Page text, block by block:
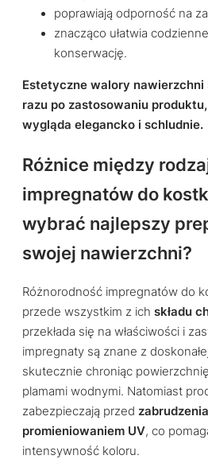
poprawiają odporność na
znacząco ułatwia
konserwację.
Estetyczne walory
razu po zastosowaniu
wygląda elegancko i schludnie.
Różnice między
impregnatów do
wybrać najlepszy
swojej nawierzchni?
Różnorodność impregnatów do
przede wszystkim z ich składu
przekłada się na właściwości i
impregnaty są znane z
skutecznie chroniąc
plamami wodnymi. Natomiast
zabezpieczają przed
promieniowaniem UV, co
intensywność koloru.